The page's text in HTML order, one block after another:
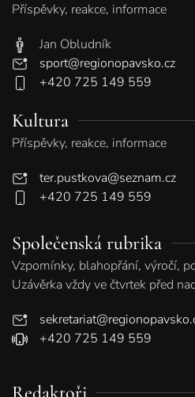
Příspěvky, reakce, informace
Jan Obludník
sport@regionopavsko.cz
+420 725 149 559
Kultura
Příspěvky, reakce, informace
ter.pustkova@seznam.cz
+420 725 149 559
Společenská rubrika
Vzpomínky, blahopřání, výročí,
Uzávěrka vždy ve čtvrtek před
+420 725 149 559